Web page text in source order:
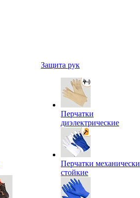
Защита рук
Перчатки
диэлектрические
Перчатки механически
стойкие